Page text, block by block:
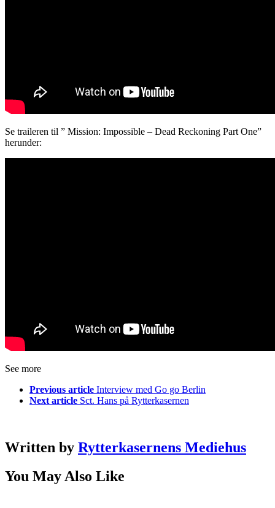
Se traileren til ” Mission: Impossible – Dead Reckoning Part One”
herunder:
See more
Previous article Interview med Go go Berlin
Next article Sct. Hans på Rytterkasernen
Written by Rytterkasernens Mediehus
You May Also Like